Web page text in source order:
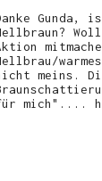
Gunda,
meins.
mich"....